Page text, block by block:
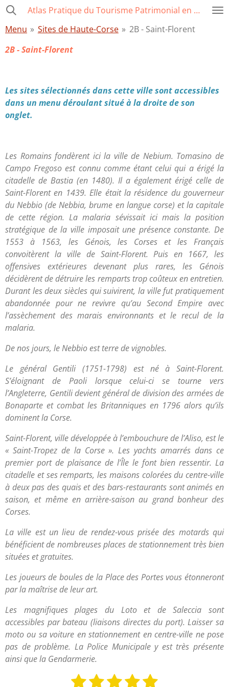
Passer
contenu
principal
Atlas Pratique du Tourisme Patrimonial en Corse
Menu » Sites de Haute-Corse » 2B - Saint-Florent
2B - Saint-Florent
Les sites sélectionnés dans cette ville sont accessibles
dans un menu déroulant situé à la droite de son
onglet.
Les Romains fondèrent ici la ville de Nebium. Tomasino de
Campo Fregoso est connu comme étant celui qui a érigé la
citadelle de Bastia (en 1480). Il a également érigé celle de
Saint-Florent en 1439. Elle était la résidence du gouverneur
du Nebbio (de Nebbia, brume en langue corse) et la capitale
de cette région. La malaria sévissait ici mais la position
stratégique de la ville imposait une présence constante. De
1553 à 1563, les Génois, les Corses et les Français
convoitèrent la ville de Saint-Florent. Puis en 1667, les
offensives extérieures devenant plus rares, les Génois
décidèrent de détruire les remparts trop coûteux en entretien.
Durant les deux siècles qui suivirent, la ville fut pratiquement
abandonnée pour ne revivre qu’au Second Empire avec
l’assèchement des marais environnants et le recul de la
malaria.
De nos jours, le Nebbio est terre de vignobles.
Le général Gentili (1751-1798) est né à Saint-Florent.
S’éloignant de Paoli lorsque celui-ci se tourne vers
l’Angleterre, Gentili devient général de division des armées de
Bonaparte et combat les Britanniques en 1796 alors qu’ils
dominent la Corse.
Saint-Florent, ville développée à l’embouchure de l’Aliso, est le
« Saint-Tropez de la Corse ». Les yachts amarrés dans ce
premier port de plaisance de l’Île le font bien ressentir. La
citadelle et ses remparts, les maisons colorées du centre-ville
à deux pas des quais et des bars-restaurants sont animés en
saison, et même en arrière-saison au grand bonheur des
Corses.
La ville est un lieu de rendez-vous prisée des motards qui
bénéficient de nombreuses places de stationnement très bien
situées et gratuites.
Les joueurs de boules de la Place des Portes vous étonneront
par la maîtrise de leur art.
Les magnifiques plages du Loto et de Saleccia sont
accessibles par bateau (liaisons directes du port). Laisser sa
moto ou sa voiture en stationnement en centre-ville ne pose
pas de problème. La Police Municipale y est très présente
ainsi que la Gendarmerie.
1 2 3 4 5